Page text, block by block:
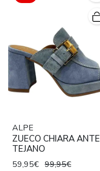
ALPE
ZUECO CHIARA ANTE
TEJANO
59,95€ 99,95€